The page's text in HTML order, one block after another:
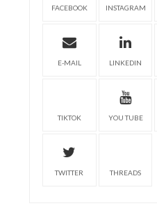
FACEBOOK INSTAGRAM
E-MAIL LINKEDIN
TIKTOK YOU TUBE
TWITTER THREADS